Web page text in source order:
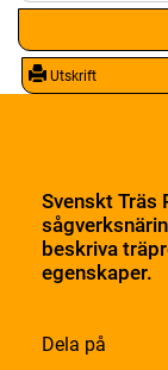
Utskrift
Svenskt Träs
beskriva
egenskaper.
Dela på